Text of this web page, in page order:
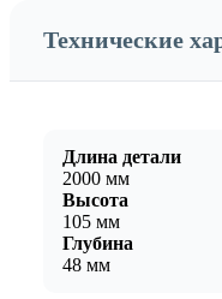
Технические
Длина детали
2000 мм
Высота
105 мм
Глубина
48 мм